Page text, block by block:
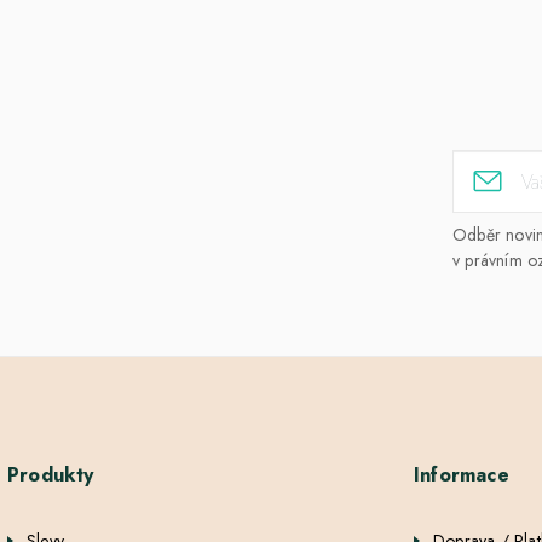
Odběr
v právním
Produkty Informace